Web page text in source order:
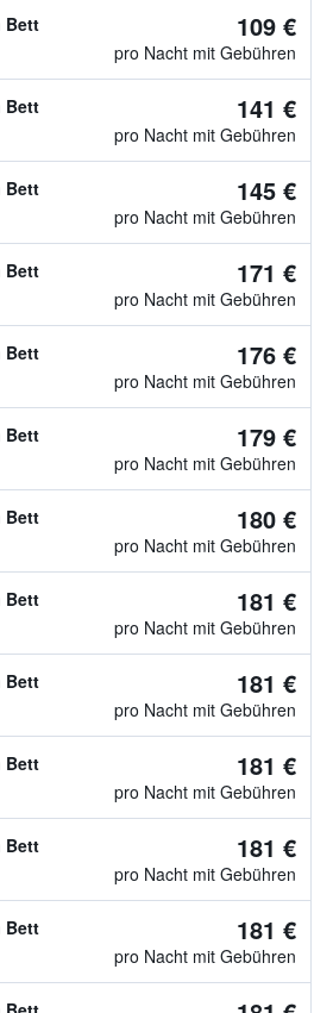
Bett
109 €
pro Nacht mit Gebühren
Bett
141 €
pro Nacht mit Gebühren
Bett
145 €
pro Nacht mit Gebühren
Bett
171 €
pro Nacht mit Gebühren
Bett
176 €
pro Nacht mit Gebühren
Bett
179 €
pro Nacht mit Gebühren
Bett
180 €
pro Nacht mit Gebühren
Bett
181 €
pro Nacht mit Gebühren
Bett
181 €
pro Nacht mit Gebühren
Bett
181 €
pro Nacht mit Gebühren
Bett
181 €
pro Nacht mit Gebühren
Bett
181 €
pro Nacht mit Gebühren